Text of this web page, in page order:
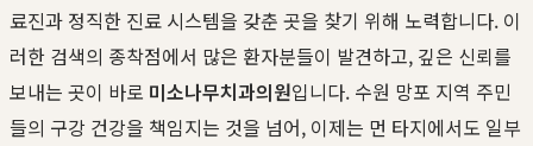
료진과 정직한 진료 시스템을 갖춘 곳을 찾기 위해 노력합니다. 이
러한 검색의 종착점에서 많은 환자분들이 발견하고, 깊은 신뢰를
보내는 곳이 바로 미소나무치과의원입니다. 수원 망포 지역 주민
들의 구강 건강을 책임지는 것을 넘어, 이제는 먼 타지에서도 일부